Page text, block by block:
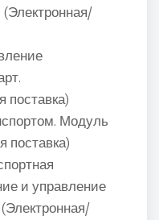
поставка)
Модуль
поставка)
и управление